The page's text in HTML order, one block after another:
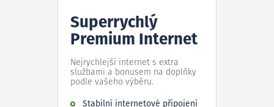
Superrychlý
Premium Internet
Nejrychlejší internet s extra
službami a bonusem na doplňky
podle vašeho výběru.
Stabilní internetové připojení